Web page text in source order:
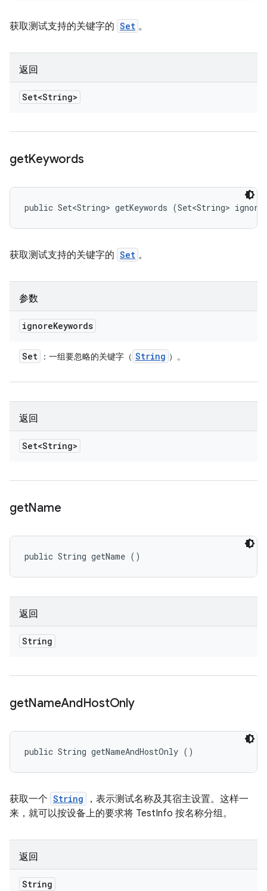
获取测试支持的关键字的 Set 。
返回
Set<String>
getKeywords
public Set<String> getKeywords (Set<String>
获取测试支持的关键字的 Set 。
参数
ignoreKeywords
Set ：一组要忽略的关键字（ String ）。
返回
Set<String>
getName
public String getName ()
返回
String
getNameAndHostOnly
public String getNameAndHostOnly ()
获取一个 String
，表示测试名称及其宿主设置。这样一
来，就可以按设备上的要求将 TestInfo 按名称分组。
返回
String